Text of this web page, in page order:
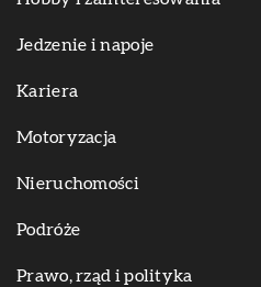
Jedzenie i napoje
Kariera
Motoryzacja
Nieruchomości
Podróże
Prawo, rząd i polityka